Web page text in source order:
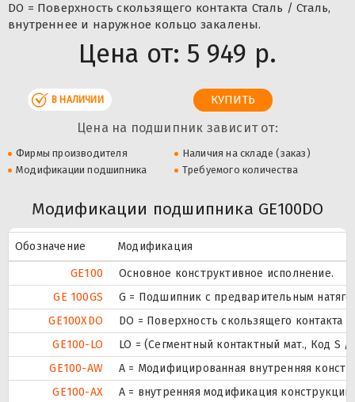
DO = Поверхность скользящего контакта Сталь / Сталь,
внутреннее и наружное кольцо закалены.
Цена от: 5 949 р.
В НАЛИЧИИ
Цена на подшипник зависит от:
Фирмы производителя
Наличия на складе (заказ)
Модификации подшипника
Требуемого количества
Модификации подшипника GE100DO
Обозначение
Модификация
GE100
Основное конструктивное исполнение.
GE 100GS
G = Подшипник с предварительным
GE100XDO
DO = Поверхность скользящего контакта
GE100-LO
LO = (Сегментный контактный мат., Код S
GE100-AW
A = Модифицированная внутренняя
GE100-AX
A = внутренняя модификация конструкции.